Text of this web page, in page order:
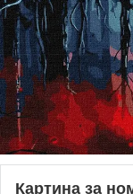
Картина за